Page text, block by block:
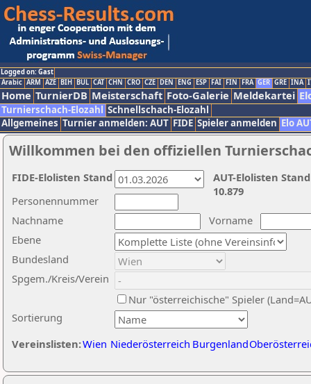
Logged on: Gast
Arabic ARM AZE BIH BUL CAT CHN CRO CZE DEN ENG ESP FAI FIN FRA GER GRE INA
Home TurnierDB Meisterschaft Foto-Galerie Meldekartei
Turnierschach-Elozahl Schnellschach-Elozahl
Allgemeines Turnier anmelden: AUT FIDE Spieler anmelden Elo
Willkommen bei den offiziellen
Nachname
Vorname
Ebene
Sortierung
Personennummer
Bundesland
Spgem./Kreis/Verein
Nur "österreichische" Spieler
Vereinslisten:Wien Niederösterreich Burgenland
AUT-Elolisten
10.879
FIDE-Elolisten Stand